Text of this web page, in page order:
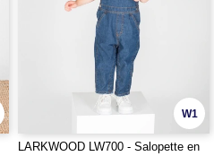
W1
LARKWOOD LW700 - Salopette en